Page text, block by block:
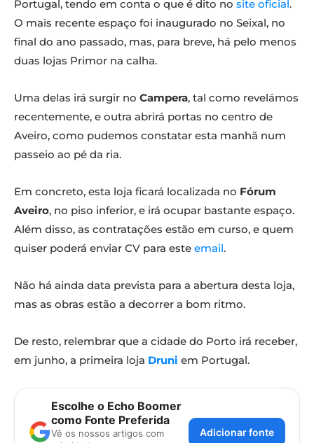
Portugal, tendo em conta o que é dito no site oficial.
O mais recente espaço foi inaugurado no Seixal, no
final do ano passado, mas, para breve, há pelo menos
duas lojas Primor na calha.
Uma delas irá surgir no Campera, tal como revelámos
recentemente, e outra abrirá portas no centro de
Aveiro, como pudemos constatar esta manhã num
passeio ao pé da ria.
Em concreto, esta loja ficará localizada no Fórum
Aveiro, no piso inferior, e irá ocupar bastante espaço.
Além disso, as contratações estão em curso, e quem
quiser poderá enviar CV para este email.
Não há ainda data prevista para a abertura desta loja,
mas as obras estão a decorrer a bom ritmo.
De resto, relembrar que a cidade do Porto irá receber,
em junho, a primeira loja Druni em Portugal.
Escolhe o Echo Boomer
como Fonte Preferida
Vê os nossos artigos com
Adicionar fonte